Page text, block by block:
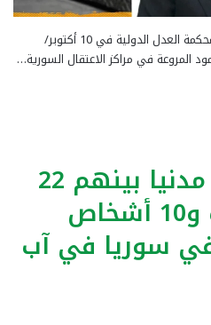
مع اقتراب موعد الجلسة الأولى في محكمة العدل الدولية في 10 أكتوبر/
المروعة في مراكز الاعتقال السورية…
توثيق مقتل 97 مدنيا بينهم 22
طفل و3 سيدات و10 أشخاص
سوريا في آب